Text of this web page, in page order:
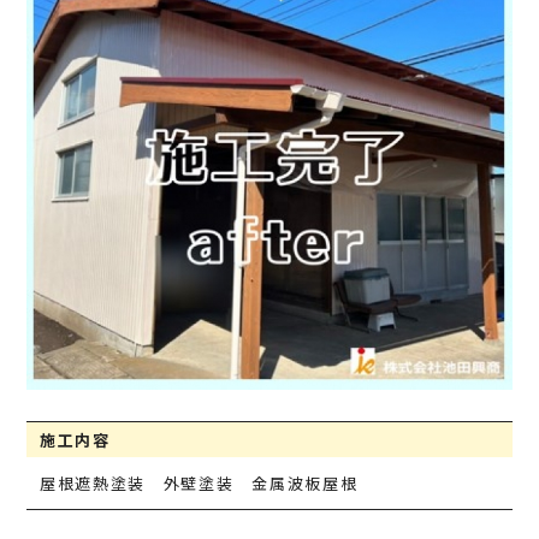
施工内容
屋根遮熱塗装 外壁塗装 金属波板屋根